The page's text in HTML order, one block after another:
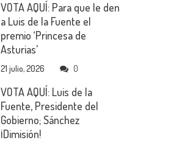
VOTA AQUÍ: Para que le den
a Luis de la Fuente el
premio ‘Princesa de
Asturias’
21 julio, 2026 0
VOTA AQUÍ: Luis de la
Fuente, Presidente del
Gobierno; Sánchez
¡Dimisión!